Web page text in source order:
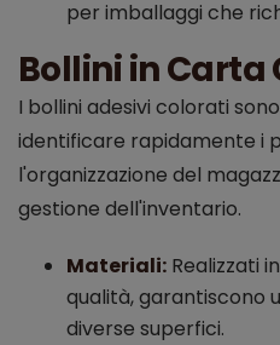
per imballaggi che
Bollini in Carta
I bollini adesivi colorati
identificare rapidamente i
l'organizzazione del
gestione dell'inventario.
Materiali: Realizzati
qualità, garantiscono
diverse superfici.